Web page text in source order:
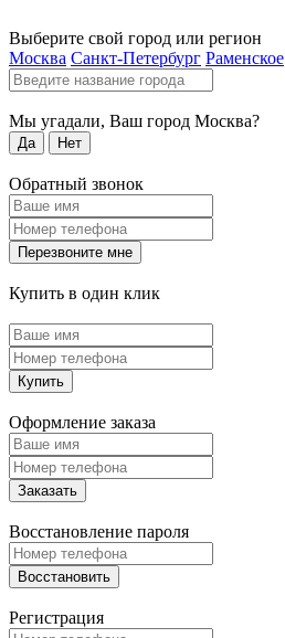
Выберите свой город или регион
Москва Санкт-Петербург Раменское
Мы угадали, Ваш город Москва?
Да Нет
Обратный звонок
Перезвоните мне
Купить в один клик
Купить
Оформление заказа
Заказать
Восстановление пароля
Восстановить
Регистрация